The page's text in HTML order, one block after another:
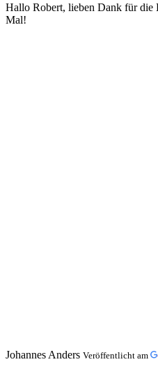
Hallo Robert, lieben Dank für die
Mal!
Johannes Anders Veröffentlicht am